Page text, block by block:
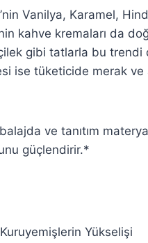
Vanilya, Karamel,
kahve kremaları da
gibi tatlarla bu trendi
ise tüketicide merak ve
ve tanıtım
güçlendirir.*
Yükselişi